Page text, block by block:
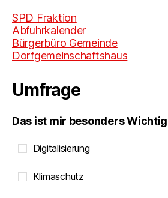
SPD Fraktion
Abfuhrkalender
Bürgerbüro Gemeinde
Dorfgemeinschaftshaus
Umfrage
Das ist mir besonders
Digitalisierung
Klimaschutz